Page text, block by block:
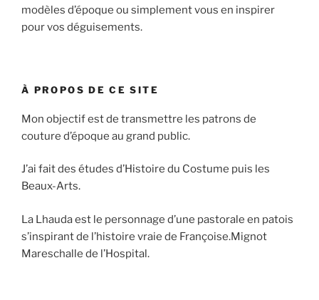
modèles d’époque ou simplement vous en inspirer
pour vos déguisements.
À PROPOS DE CE SITE
Mon objectif est de transmettre les patrons de
couture d’époque au grand public.
J’ai fait des études d’Histoire du Costume puis les
Beaux-Arts.
La Lhauda est le personnage d’une pastorale en patois
s’inspirant de l’histoire vraie de Françoise.Mignot
Mareschalle de l’Hospital.